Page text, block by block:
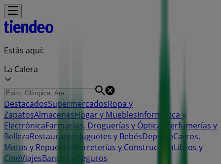
Estás aquí:
La Calera
DestacadosSupermercadosRopa y
ZapatosAlmacenesHogar y MueblesInformática y
ElectrónicaFarmacias, Droguerías y Ópticas
Perfumerías y
BellezaRestaurantesJuguetes y BebésDeporteCarros,
Motos y Repuestos
Ferreterías y ConstrucciónLibros y
CineViajesBancos y Seguros